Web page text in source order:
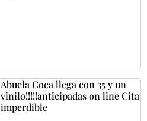
Abuela Coca llega con 35 y un
vinilo!!!!!anticipadas on line Cita
imperdible